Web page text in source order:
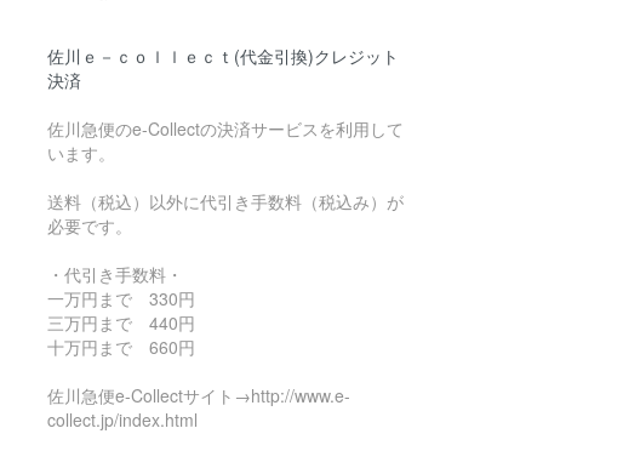
佐川ｅ－ｃｏｌｌｅｃｔ(代金引換)クレジット
決済
佐川急便のe-Collectの決済サービスを利用して
います。
送料（税込）以外に代引き手数料（税込み）が
必要です。
・代引き手数料・
一万円まで 330円
三万円まで 440円
十万円まで 660円
佐川急便e-Collectサイト→http://www.e-
collect.jp/index.html